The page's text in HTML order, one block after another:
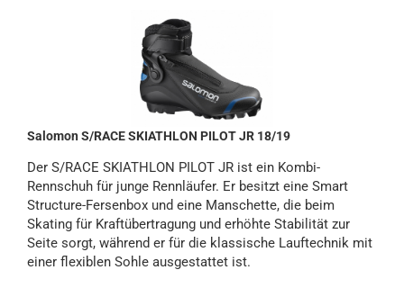
Salomon S/RACE SKIATHLON PILOT JR 18/19
Der S/RACE SKIATHLON PILOT JR ist ein Kombi-
Rennschuh für junge Rennläufer. Er besitzt eine Smart
Structure-Fersenbox und eine Manschette, die beim
Skating für Kraftübertragung und erhöhte Stabilität zur
Seite sorgt, während er für die klassische Lauftechnik mit
einer flexiblen Sohle ausgestattet ist.